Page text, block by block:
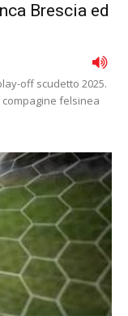
Brescia ed
off scudetto 2025.
felsinea